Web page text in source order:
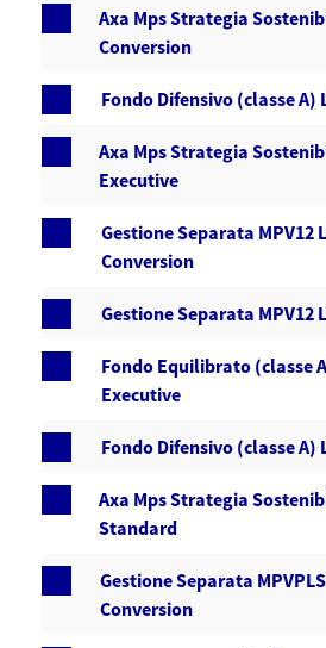
Axa Mps Strategia
Conversion
Fondo Difensivo (classe A)
Axa Mps Strategia
Executive
Gestione Separata MPV12
Conversion
Gestione Separata MPV12
Fondo Equilibrato (classe
Executive
Fondo Difensivo (classe A)
Axa Mps Strategia
Standard
Gestione Separata
Conversion